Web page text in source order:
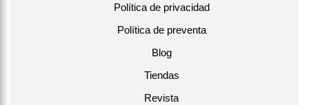
Política de privacidad
Política de preventa
Blog
Tiendas
Revista